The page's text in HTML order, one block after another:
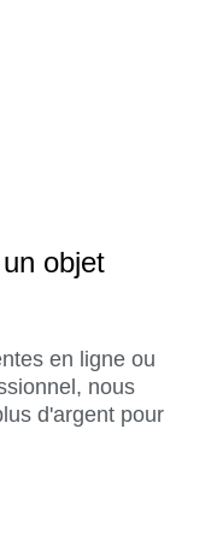
objet
en ligne ou
nous
d'argent pour